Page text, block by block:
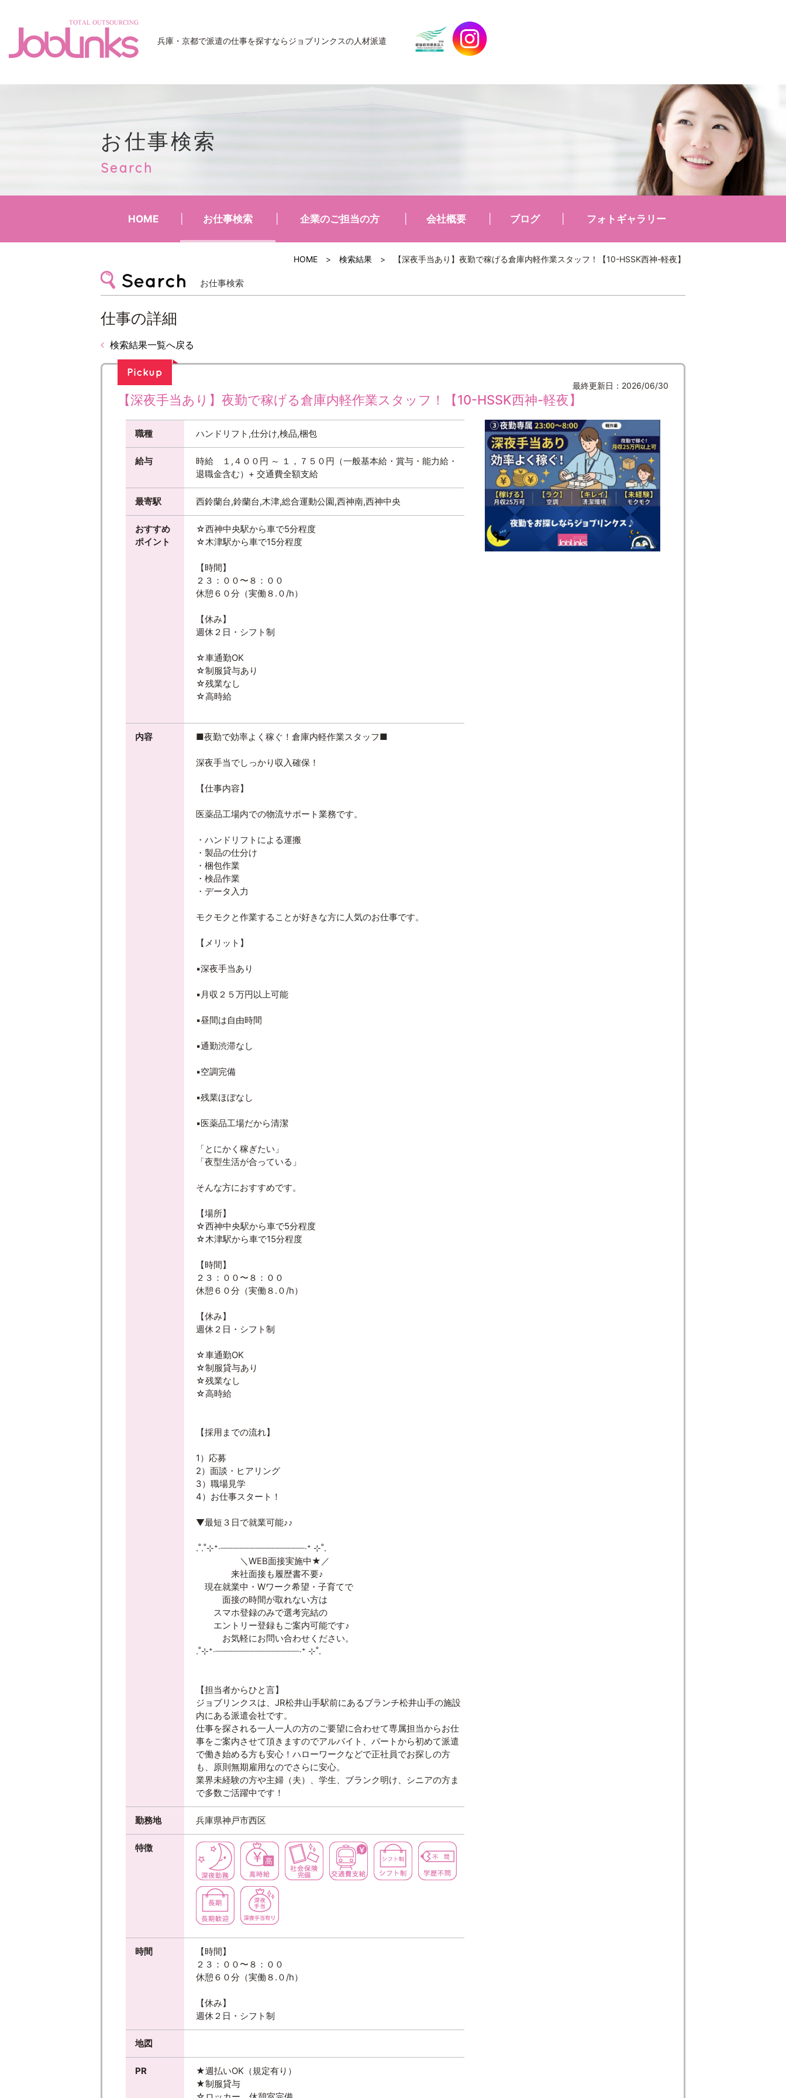
兵庫・京都で派遣の仕事を探すならジョブリンクスの人材派遣
お仕事検索
Search
HOME お仕事検索 企業のご担当の方 会社概要 ブログ フォトギャラリー
HOME > 検索結果 > 【深夜手当あり】夜勤で稼げる倉庫内軽作業スタッフ！【10-HSSK西神-軽夜】
お仕事検索
仕事の詳細
検索結果一覧へ戻る
最終更新日：2026/06/30
【深夜手当あり】夜勤で稼げる倉庫内軽作業スタッフ！【10-HSSK西神-軽夜】
職種 ハンドリフト,仕分け,検品,梱包
給与
時給 １,４００円 ～ １，７５０円（一般基本給・賞与・能力給・
退職金含む）+ 交通費全額支給
最寄駅 西鈴蘭台,鈴蘭台,木津,総合運動公園,西神南,西神中央
おすすめ
ポイント
☆西神中央駅から車で5分程度
☆木津駅から車で15分程度
【時間】
２３：００〜８：００
休憩６０分（実働８.０/h）
【休み】
週休２日・シフト制
☆車通勤OK
☆制服貸与あり
☆残業なし
☆高時給
内容 ■夜勤で効率よく稼ぐ！倉庫内軽作業スタッフ■
深夜手当でしっかり収入確保！
【仕事内容】
医薬品工場内での物流サポート業務です。
・ハンドリフトによる運搬
・製品の仕分け
・梱包作業
・検品作業
・データ入力
モクモクと作業することが好きな方に人気のお仕事です。
【メリット】
▪️深夜手当あり
▪️月収２５万円以上可能
▪️昼間は自由時間
▪️通勤渋滞なし
▪️空調完備
▪️残業ほぼなし
▪️医薬品工場だから清潔
「とにかく稼ぎたい」
「夜型生活が合っている」
そんな方におすすめです。
【場所】
☆西神中央駅から車で5分程度
☆木津駅から車で15分程度
【時間】
２３：００〜８：００
休憩６０分（実働８.０/h）
【休み】
週休２日・シフト制
☆車通勤OK
☆制服貸与あり
☆残業なし
☆高時給
【採用までの流れ】
1）応募
2）面談・ヒアリング
3）職場見学
4）お仕事スタート！
▼最短３日で就業可能♪♪
.˚.˚⊹⁺‧┈┈┈┈┈┈┈┈┈┈┈┈┈┈┈┈‧⁺ ⊹˚.
＼WEB面接実施中★／
来社面接も履歴書不要♪
現在就業中・Wワーク希望・子育てで
面接の時間が取れない方は
スマホ登録のみで選考完結の
エントリー登録もご案内可能です♪
お気軽にお問い合わせください。
.˚⊹⁺‧┈┈┈┈┈┈┈┈┈┈┈┈┈┈┈┈‧⁺ ⊹˚.
【担当者からひと言】
ジョブリンクスは、JR松井山手駅前にあるブランチ松井山手の施設
内にある派遣会社です。
仕事を探される一人一人の方のご要望に合わせて専属担当からお仕
事をご案内させて頂きますのでアルバイト、パートから初めて派遣
で働き始める方も安心！ハローワークなどで正社員でお探しの方
も、原則無期雇用なのでさらに安心。
業界未経験の方や主婦（夫）、学生、ブランク明け、シニアの方ま
で多数ご活躍中です！
勤務地 兵庫県神戸市西区
特徴 深夜勤務 高時給 社会保険完備交通費支給シフト制
長期歓迎
時間
【時間】
２３：００〜８：００
休憩６０分（実働８.０/h）
【休み】
週休２日・シフト制
地図
PR
★週払いOK（規定有り）
★制服貸与